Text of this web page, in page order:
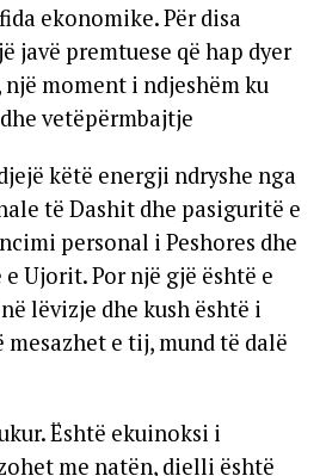
ekonomike. Për disa
javë premtuese që hap dyer
moment i ndjeshëm ku
vetëpërmbajtje
këtë energji ndryshe nga
të Dashit dhe pasiguritë e
personal i Peshores dhe
Ujorit. Por një gjë është e
lëvizje dhe kush është i
e tij, mund të dalë
Është ekuinoksi i
me natën, dielli është